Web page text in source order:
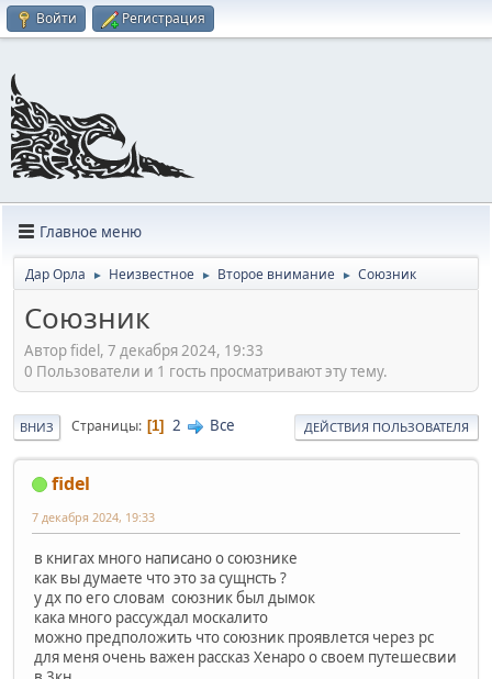
Войти Регистрация
Главное меню
Дар Орла ► Неизвестное ► Второе внимание ► Союзник
Союзник
Автор fidel, 7 декабря 2024, 19:33
0 Пользователи и 1 гость просматривают эту тему.
ВНИЗ Страницы 1 2 Все ДЕЙСТВИЯ ПОЛЬЗОВАТЕЛЯ
fidel
7 декабря 2024, 19:33
в книгах много написано о союзнике
как вы думаете что это за сущнсть ?
у дх по его словам союзник был дымок
кака много рассуждал москалито
можно предположить что союзник проявлется через рс
для меня очень важен рассказ Хенаро о своем путешесвии